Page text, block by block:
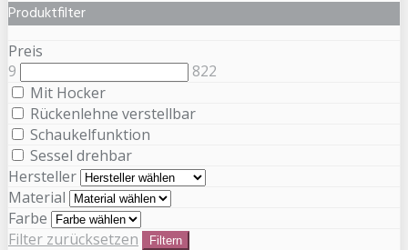
Produktfilter
Preis
9
822
Mit Hocker
Rückenlehne verstellbar
Schaukelfunktion
Sessel drehbar
Hersteller
Material
Farbe
Filter zurücksetzen
Filtern